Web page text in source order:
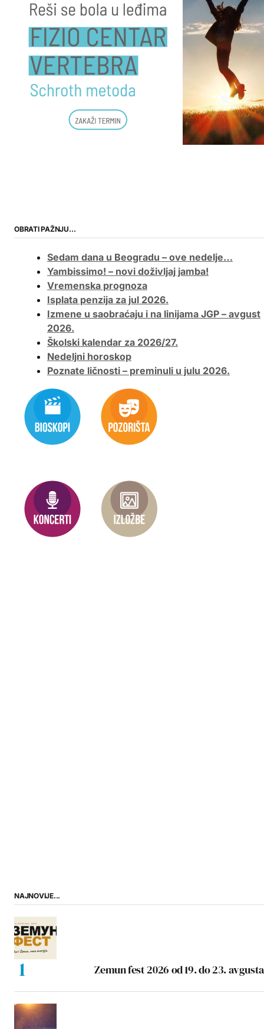
OBRATI PAŽNJU…
Sedam dana u Beogradu – ove nedelje…
Yambissimo! – novi doživljaj jamba!
Vremenska prognoza
Isplata penzija za jul 2026.
Izmene u saobraćaju i na linijama JGP – avgust
2026.
Školski kalendar za 2026/27.
Nedeljni horoskop
Poznate ličnosti – preminuli u julu 2026.
NAJNOVIJE...
Zemun fest 2026 od 19. do 23. avgusta